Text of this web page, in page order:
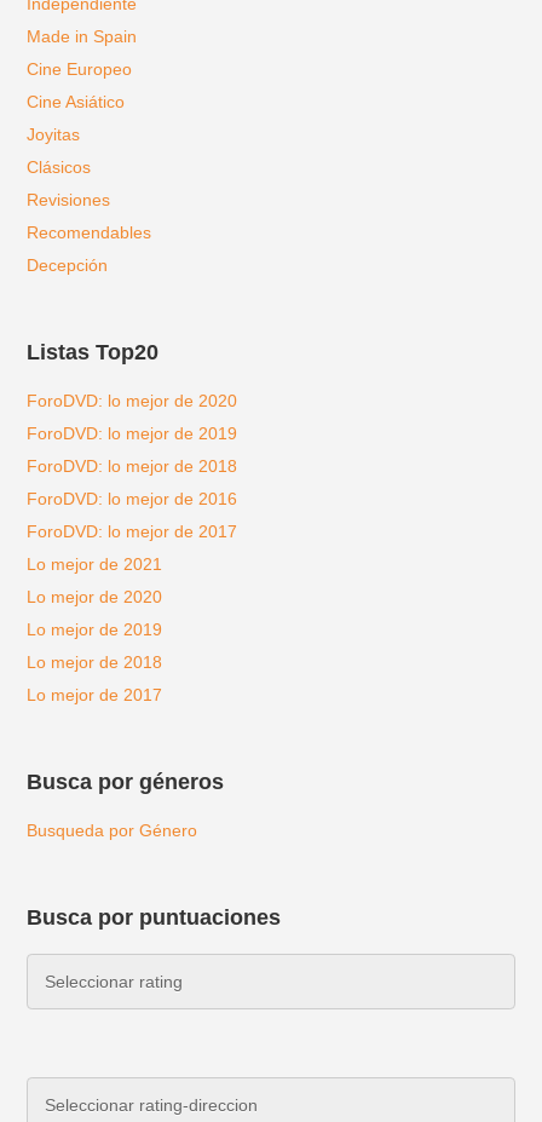
Made in Spain
Cine Europeo
Cine Asiático
Joyitas
Clásicos
Revisiones
Recomendables
Decepción
Listas Top20
ForoDVD: lo mejor de 2020
ForoDVD: lo mejor de 2019
ForoDVD: lo mejor de 2018
ForoDVD: lo mejor de 2016
ForoDVD: lo mejor de 2017
Lo mejor de 2021
Lo mejor de 2020
Lo mejor de 2019
Lo mejor de 2018
Lo mejor de 2017
Busca por géneros
Busqueda por Género
Busca por puntuaciones